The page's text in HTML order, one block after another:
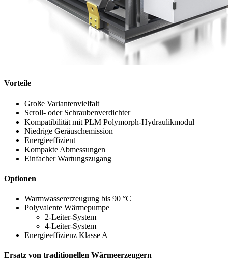
Vorteile
Große Variantenvielfalt
Scroll- oder Schraubenverdichter
Kompatibilität mit PLM Polymorph-Hydraulikmodul
Niedrige Geräuschemission
Energieeffizient
Kompakte Abmessungen
Einfacher Wartungszugang
Optionen
Warmwassererzeugung bis 90 °C
Polyvalente Wärmepumpe
2-Leiter-System
4-Leiter-System
Energieeffizienz Klasse A
Ersatz von traditionellen Wärmeerzeugern